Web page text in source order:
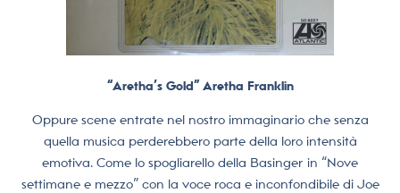
“Aretha’s Gold” Aretha Franklin
Oppure scene entrate nel nostro immaginario che senza
quella musica perderebbero parte della loro intensità
emotiva. Come lo spogliarello della Basinger in “Nove
settimane e mezzo” con la voce roca e inconfondibile di Joe